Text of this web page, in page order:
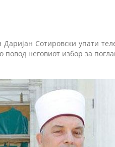
Сотировски упати
неговиот избор за